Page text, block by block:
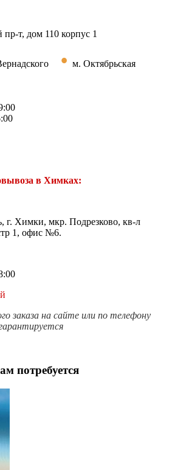
т, дом 110 корпус 1
• м. Октябрьская
в Химках:
г. Химки, мкр. Подрезково, кв-л
1, офис №6.
заказа на сайте или по телефону
потребуется